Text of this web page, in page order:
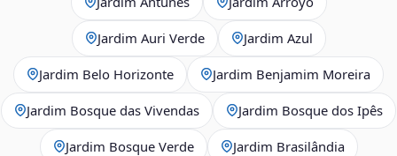
Jardim Auri Verde Jardim Azul
Jardim Belo Horizonte Jardim Benjamim Moreira
Jardim Bosque das Vivendas Jardim Bosque dos Ipês
Jardim Bosque Verde Jardim Brasilândia